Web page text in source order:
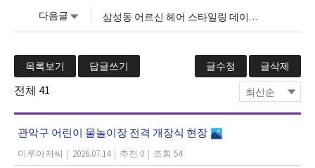
다음글 삼성동 어르신 헤어 스타일링 데이 사업 인기
목록보기 답글쓰기 글수정 글삭제
전체 41
관악구 어린이 물놀이장 전격 개장식 현장
미루아저씨 | 2026.07.14 | 추천 0 | 조회 54